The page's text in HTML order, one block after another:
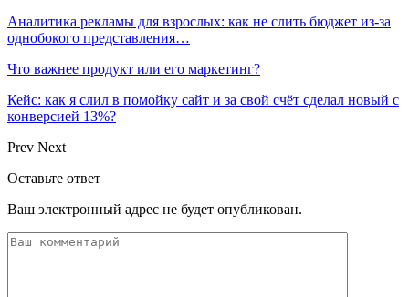
Аналитика рекламы для взрослых: как не слить бюджет из-за
однобокого представления…
Что важнее продукт или его маркетинг?
Кейс: как я слил в помойку сайт и за свой счёт сделал новый с
конверсией 13%?
Prev Next
Оставьте ответ
Ваш электронный адрес не будет опубликован.